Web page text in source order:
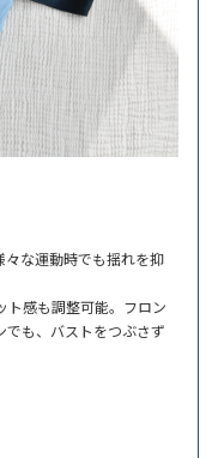
々な運動時でも揺れを抑
ト感も調整可能。フロン
でも、バストをつぶさず